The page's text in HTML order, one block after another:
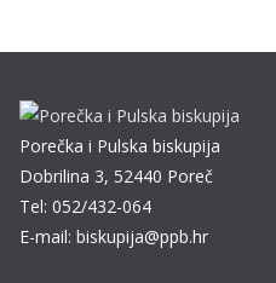
Porečka i Pulska biskupija
Dobrilina 3, 52440 Poreč
Tel: 052/432-064
E-mail: biskupija@ppb.hr